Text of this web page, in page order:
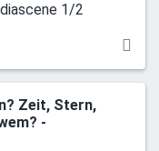
1/2
Zeit, Stern,
-